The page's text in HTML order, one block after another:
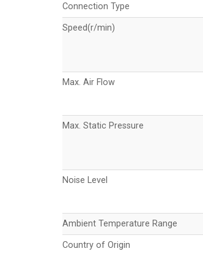
Connection Type
Speed(r/min)
Max. Air Flow
Max. Static Pressure
Noise Level
Ambient Temperature Range
Country of Origin